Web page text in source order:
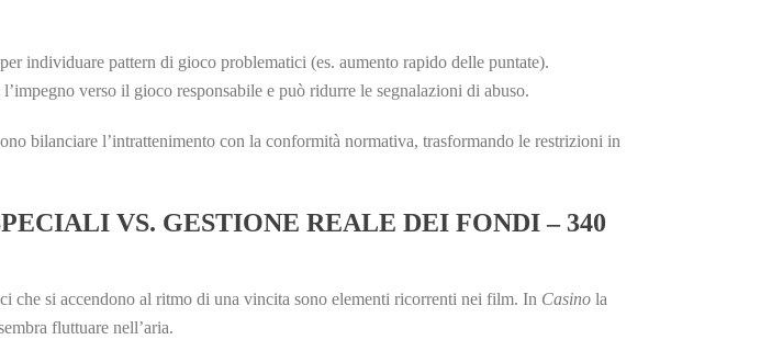
individuare pattern di gioco problematici (es. aumento rapido delle puntate).
verso il gioco responsabile e può ridurre le segnalazioni di abuso.
bilanciare l’intrattenimento con la conformità normativa, trasformando le restrizioni in
VS. GESTIONE REALE DEI FONDI – 340
che si accendono al ritmo di una vincita sono elementi ricorrenti nei film. In Casino la
fluttuare nell’aria.